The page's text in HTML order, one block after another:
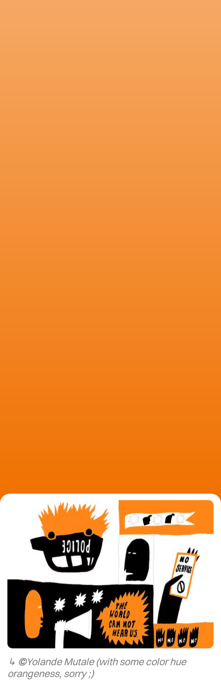
↳ ©Yolande Mutale (with some color hue
orangeness, sorry ;)